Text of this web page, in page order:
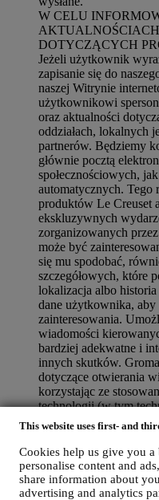
This website uses first- and
Cookies help us give you a
personalise content and
share information about
advertising and analytics
W CELU
DOTYCZĄCYCH
Jeżeli użytkownik
zapisanie się do
naszej Witrynie
użytkownikowi
oraz aktualności
oddziałach, lokalnych
partnerów. Będziemy
głównie pocztą
społecznościowych,
automatycznych. Tego
produktów Le Creuset
ekskluzywnych
zorganizowanych
może być
się mu spodobać,
szczegółowych, które
lokalizacja albo
dane użytkownika,
zainteresowania.
wiadomości
bardziej adekwatne i
innych skutków.
dotyczące otwierania
korzystając ze
technologii (w tym
ułatwiających
rodzaju przetwarzanie
użytkownika. Z opcji
sytuacjach, gdy dane
zaznaczenie
posiada konto Le